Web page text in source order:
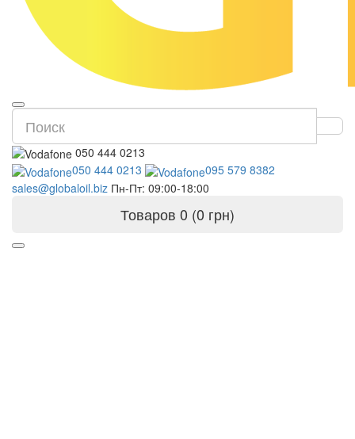
050 444 0213
050 444 0213
095 579 8382
sales@globaloil.biz Пн-Пт: 09:00-18:00
Товаров 0 (0 грн)